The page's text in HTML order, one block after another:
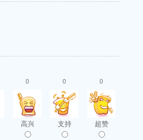
0
高兴
0
支持
0
超赞